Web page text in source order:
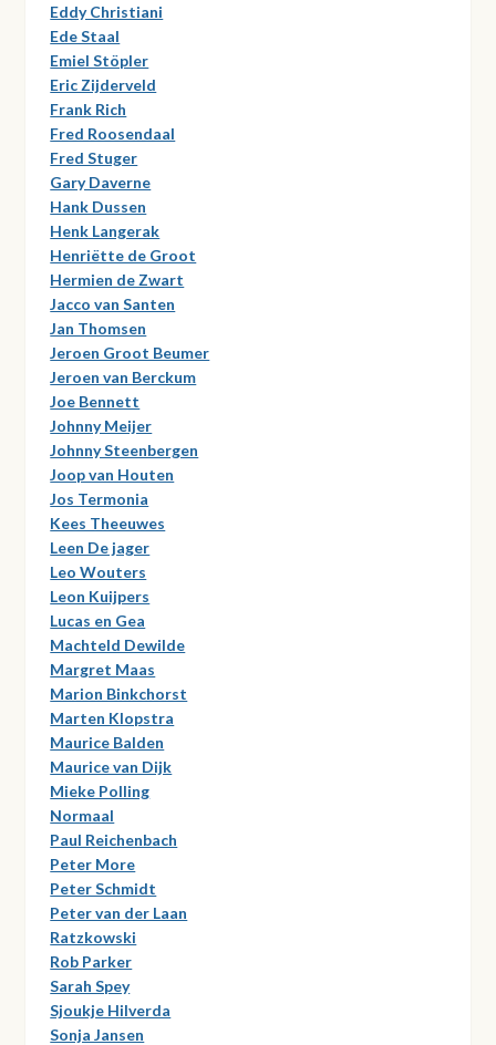
Eddy Christiani
Ede Staal
Emiel Stöpler
Eric Zijderveld
Frank Rich
Fred Roosendaal
Fred Stuger
Gary Daverne
Hank Dussen
Henk Langerak
Henriëtte de Groot
Hermien de Zwart
Jacco van Santen
Jan Thomsen
Jeroen Groot Beumer
Jeroen van Berckum
Joe Bennett
Johnny Meijer
Johnny Steenbergen
Joop van Houten
Jos Termonia
Kees Theeuwes
Leen De jager
Leo Wouters
Leon Kuijpers
Lucas en Gea
Machteld Dewilde
Margret Maas
Marion Binkchorst
Marten Klopstra
Maurice Balden
Maurice van Dijk
Mieke Polling
Normaal
Paul Reichenbach
Peter More
Peter Schmidt
Peter van der Laan
Ratzkowski
Rob Parker
Sarah Spey
Sjoukje Hilverda
Sonja Jansen